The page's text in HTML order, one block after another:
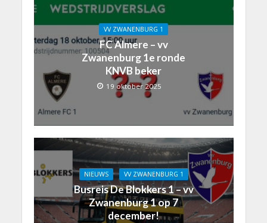
VV ZWANENBURG 1
FC Almere – vv
Zwanenburg 1e ronde
KNVB beker
19 oktober 2025
NIEUWS VV ZWANENBURG 1
Busreis De Blokkers 1 – vv
Zwanenburg 1 op 7
december!